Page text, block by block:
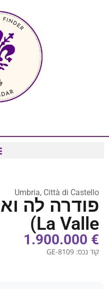
Umbria, Città di Castello
La Valle)
€ 1.900.000
קוד נכס: GE-8109